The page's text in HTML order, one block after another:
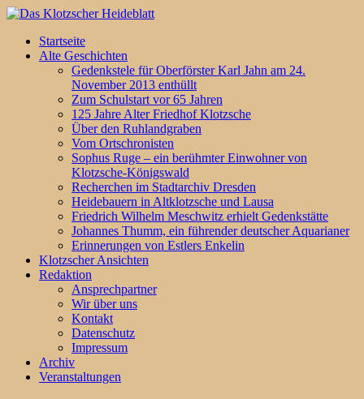
Startseite
Alte Geschichten
Gedenkstele für Oberförster Karl Jahn am 24.
November 2013 enthüllt
Zum Schulstart vor 65 Jahren
125 Jahre Alter Friedhof Klotzsche
Über den Ruhlandgraben
Vom Ortschronisten
Sophus Ruge – ein berühmter Einwohner von
Klotzsche-Königswald
Recherchen im Stadtarchiv Dresden
Heidebauern in Altklotzsche und Lausa
Friedrich Wilhelm Meschwitz erhielt Gedenkstätte
Johannes Thumm, ein führender deutscher Aquarianer
Erinnerungen von Estlers Enkelin
Klotzscher Ansichten
Redaktion
Ansprechpartner
Wir über uns
Kontakt
Datenschutz
Impressum
Archiv
Veranstaltungen